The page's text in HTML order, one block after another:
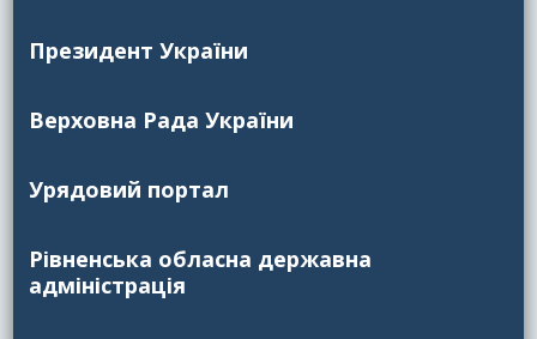
Президент України
Верховна Рада України
Урядовий портал
Рівненська обласна державна
адміністрація